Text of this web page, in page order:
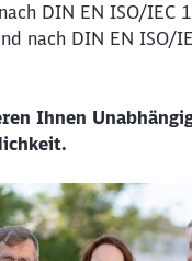
DIN EN ISO/IEC
nach DIN EN ISO/
Ihnen